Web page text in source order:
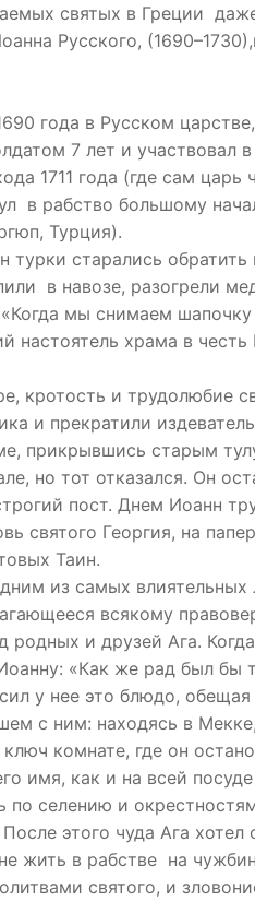
святых в Греции
Русского,
года в Русском
7 лет и участвовал в
1711 года (где сам царь
в рабство большому
Турция).
турки старались
в навозе, разогрели
мы снимаем
настоятель храма в
кротость и трудолюбие
и прекратили
прикрывшись старым
но тот отказался. Он
пост. Днем Иоанн
святого Георгия, на
Таин.
из самых
всякому
родных и друзей Ага.
«Как же рад был бы
у нее это блюдо,
с ним: находясь в
комнате, где он
имя, как и на всей
по селению и
этого чуда Ага
жить в рабстве на
святого, и